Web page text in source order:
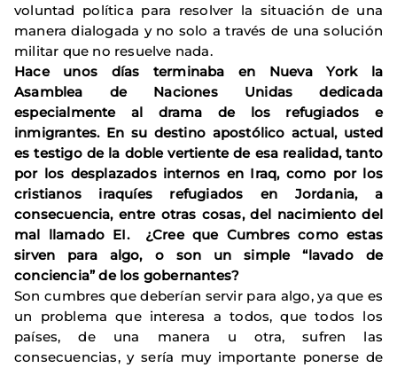
voluntad política para resolver la situación de una
manera dialogada y no solo a través de una solución
militar que no resuelve nada.
Hace unos días terminaba en Nueva York la
Asamblea de Naciones Unidas dedicada
especialmente al drama de los refugiados e
inmigrantes. En su destino apostólico actual, usted
es testigo de la doble vertiente de esa realidad, tanto
por los desplazados internos en Iraq, como por los
cristianos iraquíes refugiados en Jordania, a
consecuencia, entre otras cosas, del nacimiento del
mal llamado EI. ¿Cree que Cumbres como estas
sirven para algo, o son un simple “lavado de
conciencia” de los gobernantes?
Son cumbres que deberían servir para algo, ya que es
un problema que interesa a todos, que todos los
países, de una manera u otra, sufren las
consecuencias, y sería muy importante ponerse de